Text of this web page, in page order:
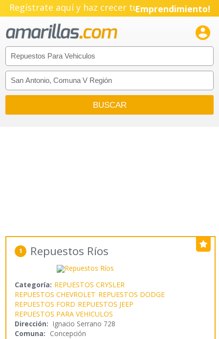
Regístrate aquí y haz crecer tuEmprendimiento!

1 Repuestos Ríos
Categoría: REPUESTOS CRYSLER
REPUESTOS CHEVROLET REPUESTOS DODGE
REPUESTOS FORD REPUESTOS JEEP
REPUESTOS PARA VEHICULOS
Dirección: Ignacio Serrano 728
Comuna: Concepción